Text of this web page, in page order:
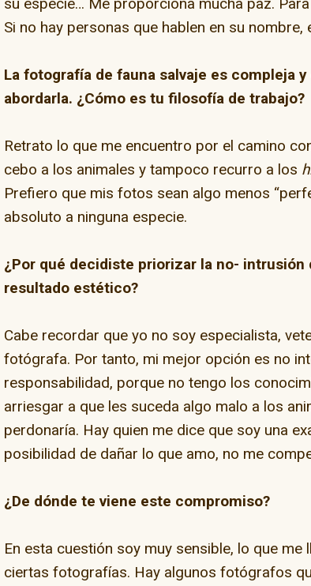
su especie… Me proporciona mucha paz.
Si no hay personas que hablen en su
La fotografía de fauna salvaje es compleja
abordarla. ¿Cómo es tu filosofía de trabajo?
Retrato lo que me encuentro por el camino
cebo a los animales y tampoco recurro a los
Prefiero que mis fotos sean algo menos
absoluto a ninguna especie.
¿Por qué decidiste priorizar la no-
resultado estético?
Cabe recordar que yo no soy especialista,
fotógrafa. Por tanto, mi mejor opción es no
responsabilidad, porque no tengo los
arriesgar a que les suceda algo malo a los
perdonaría. Hay quien me dice que soy una
posibilidad de dañar lo que amo, no me
¿De dónde te viene este compromiso?
En esta cuestión soy muy sensible, lo que
ciertas fotografías. Hay algunos fotógrafos